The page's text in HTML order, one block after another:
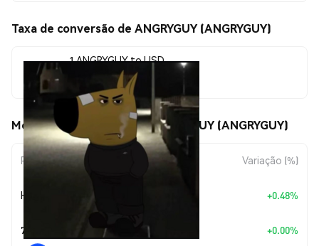
Taxa de conversão de ANGRYGUY (ANGRYGUY)
1 ANGRYGUY to USD
$0.00000465
Movimentos de preço de ANGRYGUY (ANGRYGUY)
Período Variação do Valor Variação (%)
Hoje +0.48%
7 Dias $0.00 +0.00%